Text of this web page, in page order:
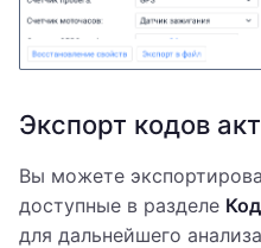
Экспорт кодов
Вы можете
доступные в разделе
для дальнейшего